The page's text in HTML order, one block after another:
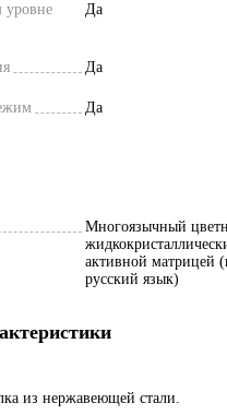
уровне
Да
Да
Да
Многоязычный
активной матрицей
русский язык)